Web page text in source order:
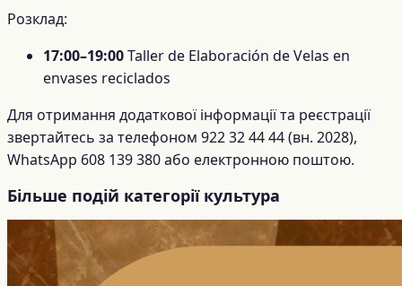
Розклад:
17:00–19:00Taller de Elaboración de Velas en
envases reciclados
Для отримання додаткової інформації та реєстрації
звертайтесь за телефоном 922 32 44 44 (вн. 2028),
WhatsApp 608 139 380 або електронною поштою.
Більше подій категорії культура